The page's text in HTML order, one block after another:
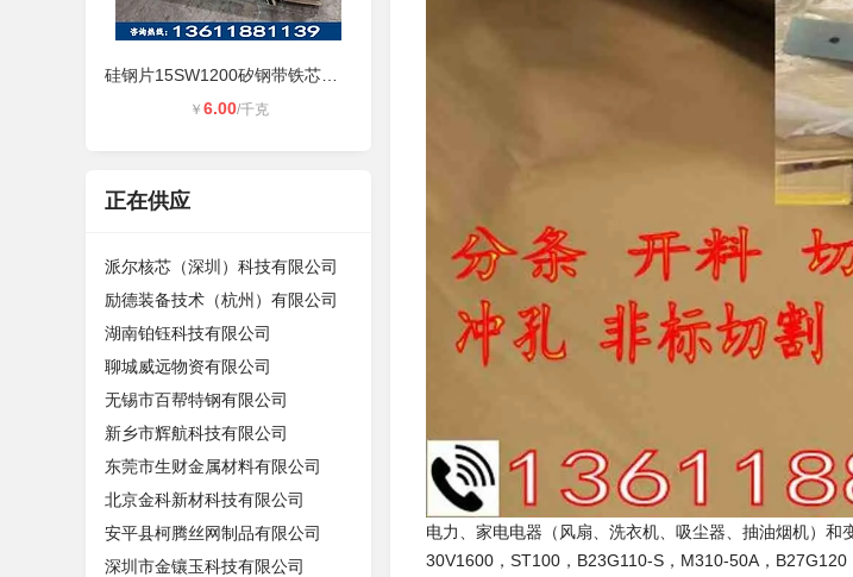
￥ 6.00/千克
正在供应
派尔核芯（深圳）科技有限公司
励德装备技术（杭州）有限公司
湖南铂钰科技有限公司
聊城威远物资有限公司
无锡市百帮特钢有限公司
新乡市辉航科技有限公司
东莞市生财金属材料有限公司
北京金科新材科技有限公司
安平县柯腾丝网制品有限公司
深圳市金镶玉科技有限公司
电力、家电电器（风扇、洗衣机、吸尘器、抽油烟机）
30V1600，ST100，B23G110-S，M310-50A，